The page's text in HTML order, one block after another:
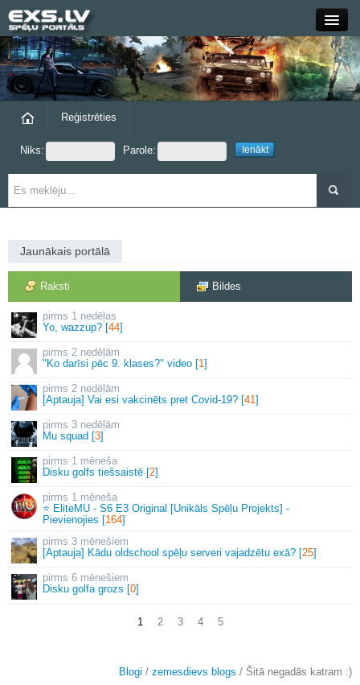
Close
Forums
Grupas
Reģistrēties
Niks: Parole:
Jaunākais portālā
Raksti Bildes
1 nedēļas
Yo, wazzup? [44]
2 nedēļām
"Ko darīsi pēc 9. klases?" video [1]
2 nedēļām
[Aptauja] Vai esi vakcinēts pret Covid-19? [41]
3 nedēļām
Mu squad [3]
1 mēneša
Disku golfs tiešsaistē [2]
1 mēneša
⭐ EliteMU - S6 E3 Original [Unikāls Spēļu Projekts] -
Pievienojies [164]
3 mēnešiem
[Aptauja] Kādu oldschool spēļu serveri vajadzētu exā? [25]
6 mēnešiem
Disku golfa grozs [0]
1 2 3 4 5
Blogi / zemesdievs blogs / Šitā negadās katram :)